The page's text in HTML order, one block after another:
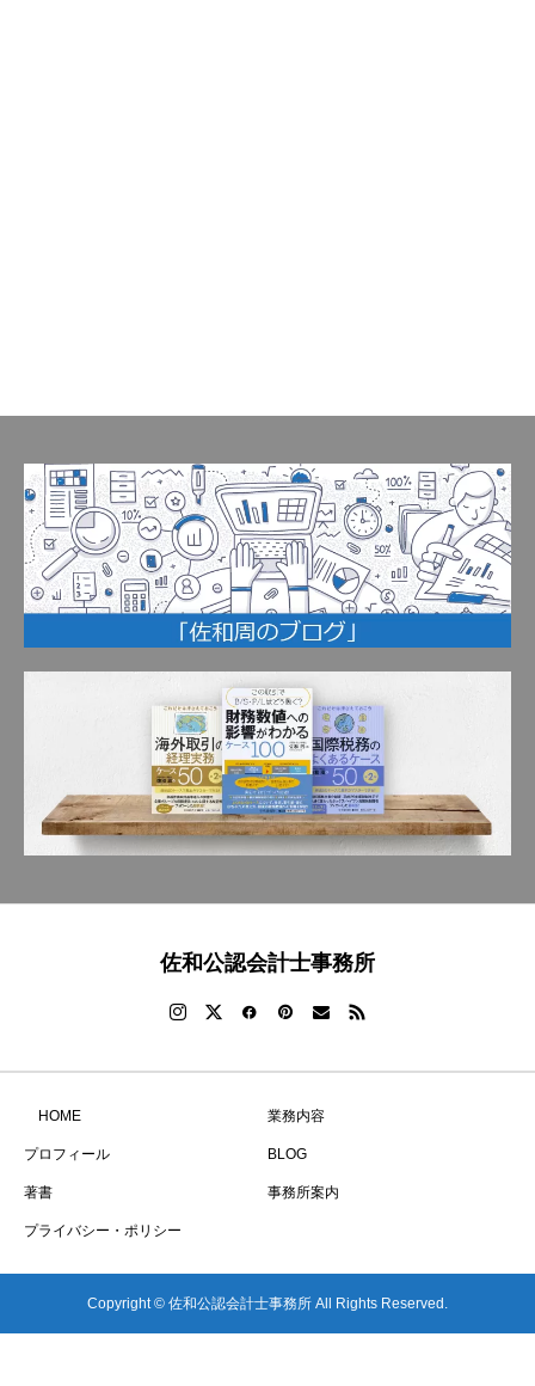
佐和公認会計士事務所
HOME 業務内容
プロフィール BLOG
著書 事務所案内
プライバシー・ポリシー
Copyright © 佐和公認会計士事務所 All Rights Reserved.